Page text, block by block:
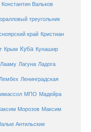
Константин Вальков
треугольник
край Кристиан
Крым Куба Кунашир
Лааму Лагуна Ладога
Ленинградская
МПО Мадейра
Морозов Максим
Антильские